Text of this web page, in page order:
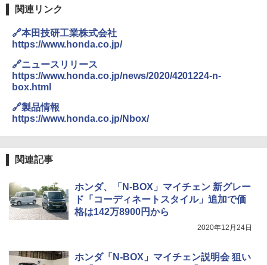
関連リンク
🔗本田技研工業株式会社
https://www.honda.co.jp/
🔗ニュースリリース
https://www.honda.co.jp/news/2020/4201224-n-
box.html
🔗製品情報
https://www.honda.co.jp/Nbox/
関連記事
ホンダ、「N-BOX」マイチェン 新グレー
ド「コーディネートスタイル」追加で価
格は142万8900円から
2020年12月24日
ホンダ「N-BOX」マイチェン説明会 狙い